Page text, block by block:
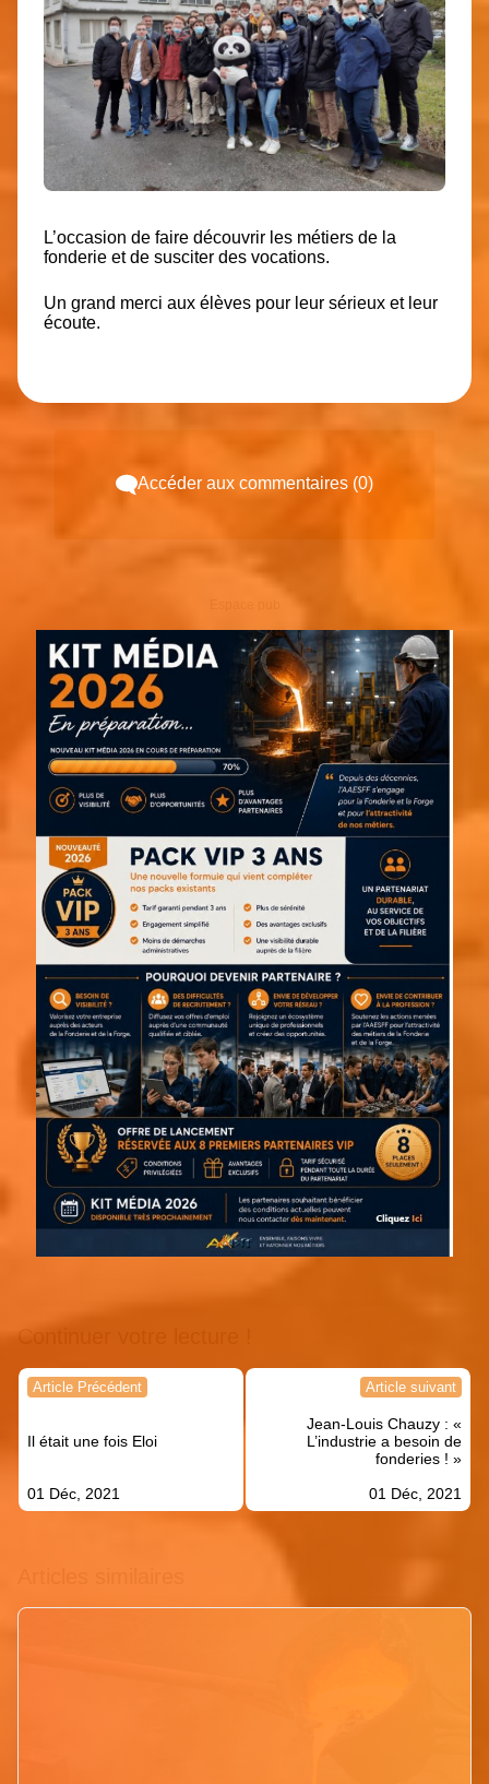
L’occasion de faire découvrir les métiers de la
fonderie et de susciter des vocations.
Un grand merci aux élèves pour leur sérieux et leur
écoute.
Accéder aux commentaires (0)
Continuer votre lecture !
Navigation
l’article
Article Précédent
Il était une fois Eloi
01 Déc, 2021
Article suivant
Jean-Louis Chauzy : «
L’industrie a besoin de
fonderies ! »
01 Déc, 2021